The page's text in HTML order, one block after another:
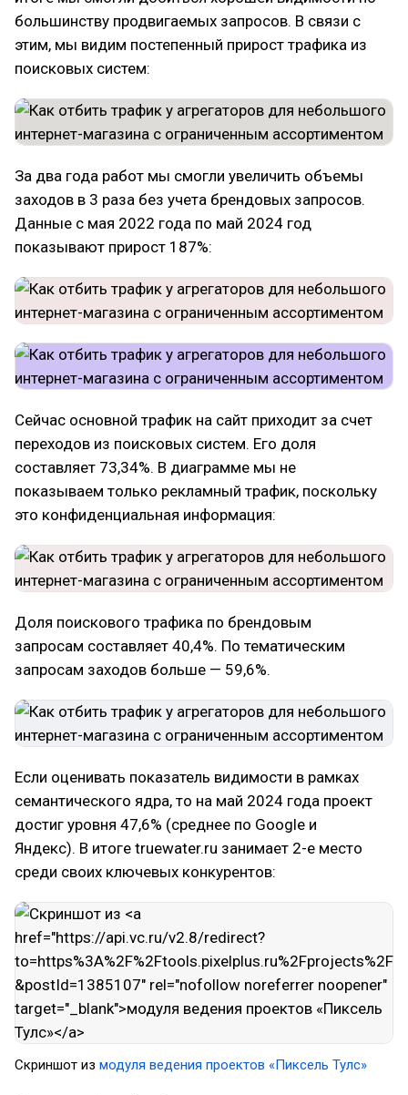
большинству продвигаемых запросов. В связи с
этим, мы видим постепенный прирост трафика из
поисковых систем:
За два года работ мы смогли увеличить объемы
заходов в 3 раза без учета брендовых запросов.
Данные с мая 2022 года по май 2024 год
показывают прирост 187%:
Сейчас основной трафик на сайт приходит за счет
переходов из поисковых систем. Его доля
составляет 73,34%. В диаграмме мы не
показываем только рекламный трафик, поскольку
это конфиденциальная информация:
Доля поискового трафика по брендовым
запросам составляет 40,4%. По тематическим
запросам заходов больше — 59,6%.
Если оценивать показатель видимости в рамках
семантического ядра, то на май 2024 года проект
достиг уровня 47,6% (среднее по Google и
Яндекс). В итоге truewater.ru занимает 2-е место
среди своих ключевых конкурентов:
Скриншот из модуля ведения проектов «Пиксель Тулс»